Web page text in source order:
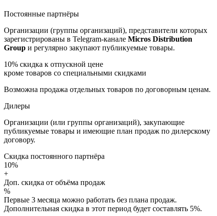
Постоянные партнёры
Организации (группы организаций), представители которых
зарегистрированы в Telegram-канале Micros Distribution
Group и регулярно закупают публикуемые товары.
10% скидка к отпускной цене
кроме товаров со специальными скидками
Возможна продажа отдельных товаров по договорным ценам.
Дилеры
Организации (или группы организаций), закупающие
публикуемые товары и имеющие план продаж по дилерскому
договору.
Скидка постоянного партнёра
10%
+
Доп. скидка от объёма продаж
%
Первые 3 месяца можно работать без плана продаж.
Дополнительная скидка в этот период будет составлять 5%.